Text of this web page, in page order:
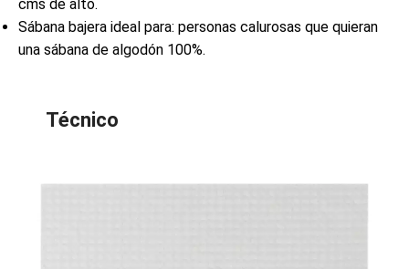
cms de alto.
Sábana bajera ideal para: personas calurosas que quieran
una sábana de algodón 100%.
Técnico